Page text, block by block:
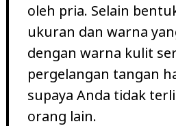
oleh pria. Selain
ukuran dan warna
dengan warna kulit
pergelangan tangan
supaya Anda tidak
orang lain.